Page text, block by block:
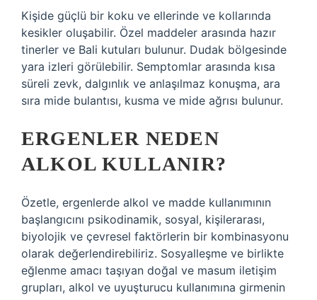
Kişide güçlü bir koku ve ellerinde ve kollarında
kesikler oluşabilir. Özel maddeler arasında hazır
tinerler ve Bali kutuları bulunur. Dudak bölgesinde
yara izleri görülebilir. Semptomlar arasında kısa
süreli zevk, dalgınlık ve anlaşılmaz konuşma, ara
sıra mide bulantısı, kusma ve mide ağrısı bulunur.
ERGENLER NEDEN
ALKOL KULLANIR?
Özetle, ergenlerde alkol ve madde kullanımının
başlangıcını psikodinamik, sosyal, kişilerarası,
biyolojik ve çevresel faktörlerin bir kombinasyonu
olarak değerlendirebiliriz. Sosyalleşme ve birlikte
eğlenme amacı taşıyan doğal ve masum iletişim
grupları, alkol ve uyuşturucu kullanımına girmenin